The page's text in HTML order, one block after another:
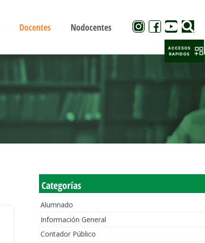
Docentes Nodocentes
Categorías
Alumnado
Información General
Contador Público
ACCESOS
RAPIDOS